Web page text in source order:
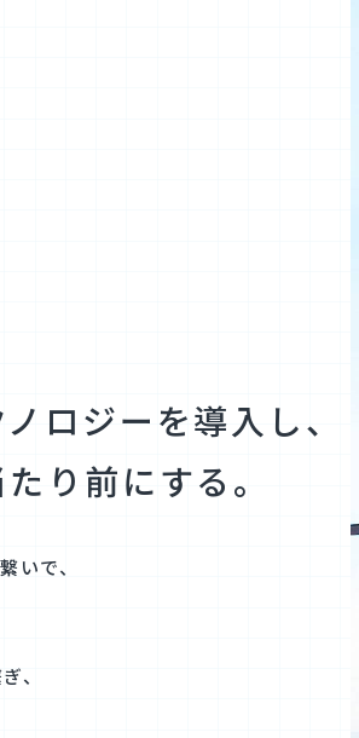
ロジーを導入し、
たり前にする。
いで、
、